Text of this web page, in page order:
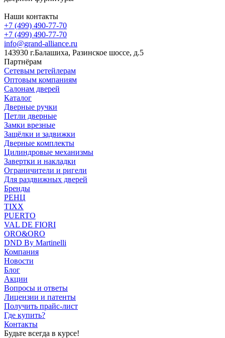
Наши контакты
+7 (499) 490-77-70
+7 (499) 490-77-70
info@grand-alliance.ru
143930 г.Балашиха, Разинское шоссе, д.5
Партнёрам
Сетевым ретейлерам
Оптовым компаниям
Салонам дверей
Каталог
Дверные ручки
Петли дверные
Замки врезные
Защёлки и задвижки
Дверные комплекты
Цилиндровые механизмы
Завертки и накладки
Ограничители и ригели
Для раздвижных дверей
Бренды
РЕНЦ
TIXX
PUERTO
VAL DE FIORI
ORO&ORO
DND By Martinelli
Компания
Новости
Блог
Акции
Вопросы и ответы
Лицензии и патенты
Получить прайс-лист
Где купить?
Контакты
Будьте всегда в курсе!